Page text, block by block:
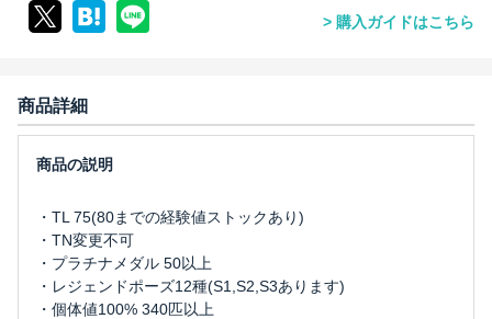
購入ガイドはこちら
商品詳細
・TL 75(80までの経験値ストックあり)
・TN変更不可
・プラチナメダル 50以上
・レジェンドポーズ12種(S1,S2,S3あります)
・個体値100% 340匹以上